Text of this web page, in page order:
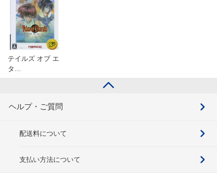
テイルズ オブ エ
タ…
ヘルプ・ご質問
配送料について
支払い方法について